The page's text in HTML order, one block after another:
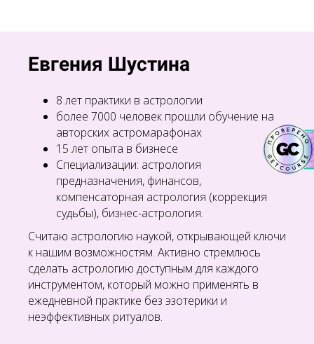
Евгения Шустина
8 лет практики в астрологии
более 7000 человек прошли обучение на
авторских астромарафонах
15 лет опыта в бизнесе
Специализации: астрология
предназначения, финансов,
компенсаторная астрология (коррекция
судьбы), бизнес-астрология.
Считаю астрологию наукой, открывающей ключи
к нашим возможностям. Активно стремлюсь
сделать астрологию доступным для каждого
инструментом, который можно применять в
ежедневной практике без эзотерики и
неэффективных ритуалов.